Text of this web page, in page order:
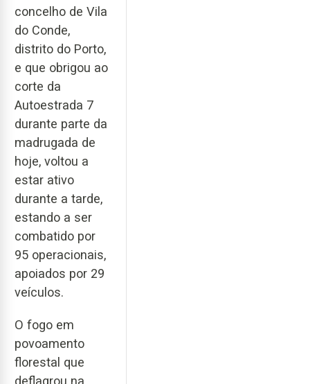
concelho de Vila
do Conde,
distrito do Porto,
e que obrigou ao
corte da
Autoestrada 7
durante parte da
madrugada de
hoje, voltou a
estar ativo
durante a tarde,
estando a ser
combatido por
95 operacionais,
apoiados por 29
veículos.
O fogo em
povoamento
florestal que
deflagrou na